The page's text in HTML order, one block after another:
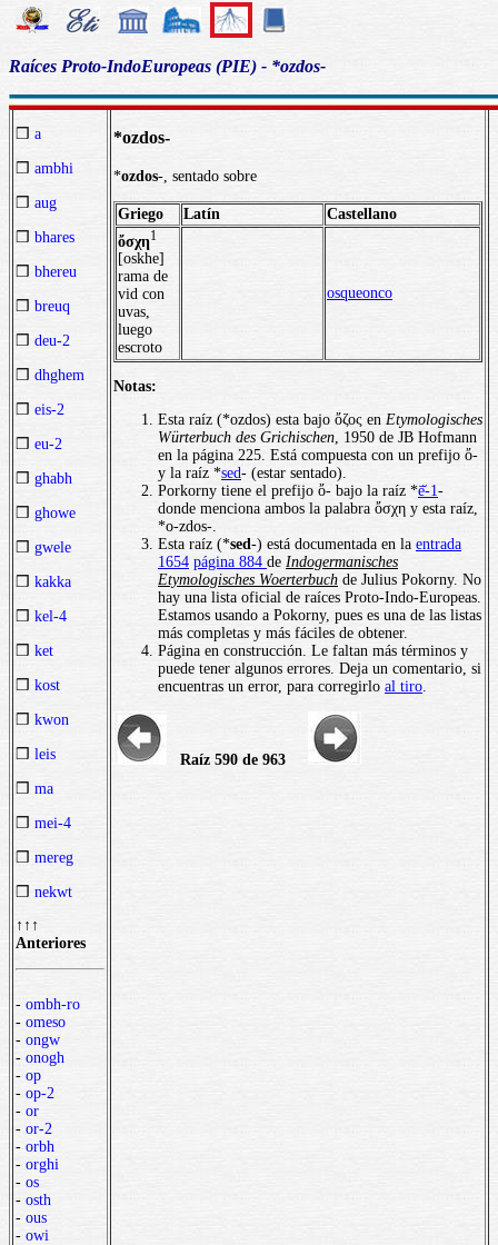
Raíces Proto-IndoEuropeas (PIE) - *ozdos-
❒ a
❒ ambhi
❒ aug
❒ bhares
❒ bhereu
❒ breuq
❒ deu-2
❒ dhghem
❒ eis-2
❒ eu-2
❒ ghabh
❒ ghowe
❒ gwele
❒ kakka
❒ kel-4
❒ ket
❒ kost
❒ kwon
❒ leis
❒ ma
❒ mei-4
❒ mereg
❒ nekwt
↑↑↑
Anteriores
- ombh-ro
- omeso
- ongw
- onogh
- op
- op-2
- or
- or-2
- orbh
- orghi
- os
- osth
- ous
- owi
*ozdos-
*ozdos-, sentado sobre
Griego Latín
Castellano
ὄσχη1
[oskhe]
rama de
vid con
uvas,
luego
escroto
osqueonco
Notas:
Esta raíz (*ozdos) esta bajo ὄζος en Etymologisches
Würterbuch des Grichischen , 1950 de JB Hofmann
en la página 225. Está compuesta con un prefijo ὄ-
y la raíz *sed- (estar sentado).
Porkorny tiene el prefijo ὄ- bajo la raíz *ē̆-1 -
donde menciona ambos la palabra ὄσχη y esta raíz,
*o-zdos-.
Esta raíz (*sed -) está documentada en la entrada
1654 página 884 de Indogermanisches
Etymologisches Woerterbuch de Julius Pokorny. No
hay una lista oficial de raíces Proto-Indo-Europeas.
Estamos usando a Pokorny, pues es una de las listas
más completas y más fáciles de obtener.
Página en construcción. Le faltan más términos y
puede tener algunos errores. Deja un comentario, si
encuentras un error, para corregirlo al tiro
Raíz 590 de 963